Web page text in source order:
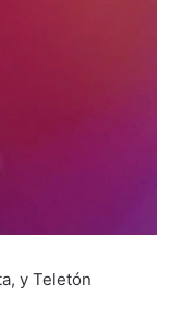
y Teletón